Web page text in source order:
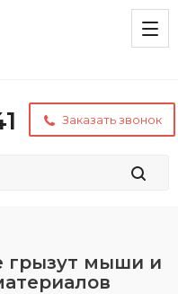
Заказать звонок
грызут мыши и